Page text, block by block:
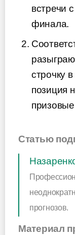
встречи
финала.
строчку
позиция
Статью
прогнозов.
Материал